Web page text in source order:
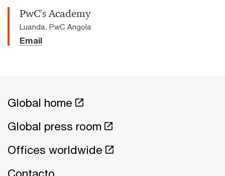
PwC's Academy
Luanda, PwC Angola
Email
Global home
Global press room
Offices worldwide
Contacto